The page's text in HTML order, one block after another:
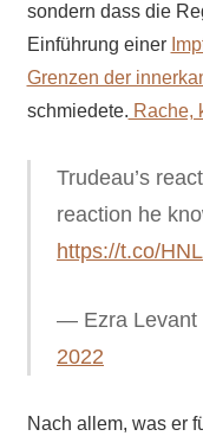
sondern dass die
Einführung einer
Grenzen der
schmiedete. Rache,
Trudeau’s
reaction he
https://t.co/
— Ezra Levant
2022
Nach allem, was er